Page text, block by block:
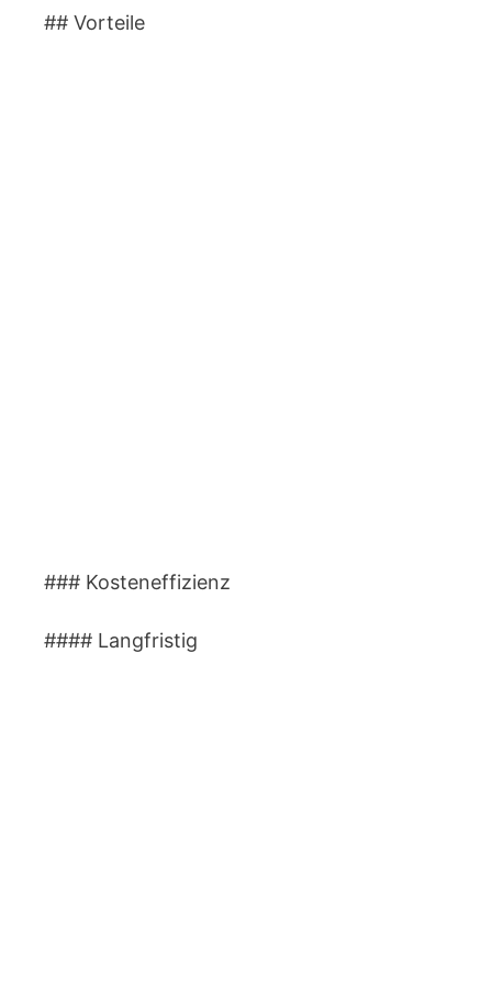
## Vorteile
### Kosteneffizienz
#### Langfristig